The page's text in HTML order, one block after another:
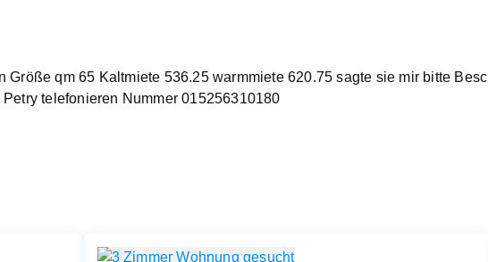
Größe qm 65 Kaltmiete 536.25 warmmiete 620.75 sagte sie mir bitte
telefonieren Nummer 015256310180